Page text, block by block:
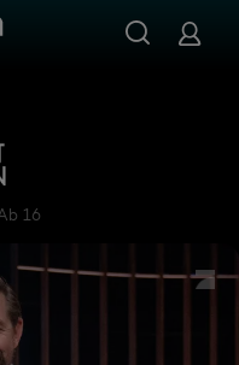
Night Berlin - mit Klaas
16